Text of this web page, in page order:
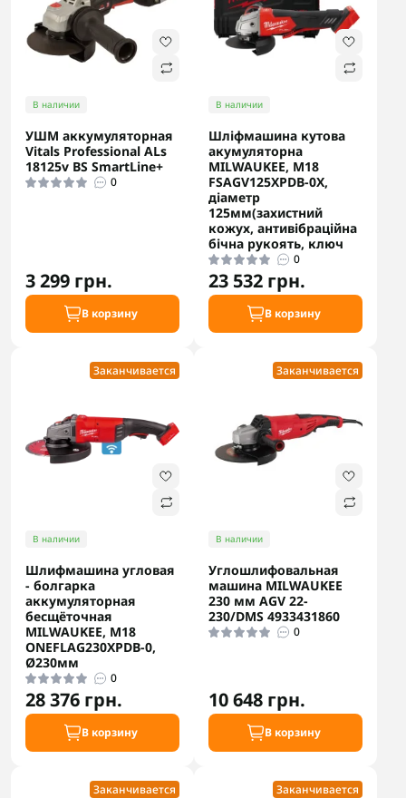
В наличии
УШМ аккумуляторная
Vitals Professional ALs
18125v BS SmartLine+
0
3 299 грн.
В корзину
В наличии
Шліфмашина кутова
акумуляторна
MILWAUKEE, M18
FSAGV125XPDB-0X,
діаметр
125мм(захистний
кожух, антивібраційна
бічна рукоять, ключ
0
23 532 грн.
В корзину
Заканчивается
В наличии
Шлифмашина угловая
- болгарка
аккумуляторная
бесщёточная
MILWAUKEE, M18
ONEFLAG230XPDB-0,
Ø230мм
0
28 376 грн.
В корзину
Заканчивается
В наличии
Углошлифовальная
машина MILWAUKEE
230 мм AGV 22-
230/DMS 4933431860
0
10 648 грн.
В корзину
Заканчивается Заканчивается